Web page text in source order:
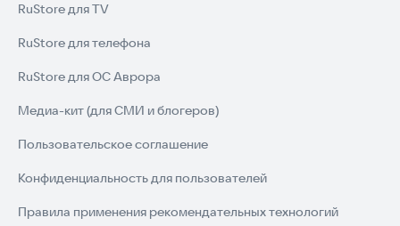
RuStore для TV
RuStore для телефона
RuStore для ОС Аврора
Медиа-кит (для СМИ и блогеров)
Пользовательское соглашение
Конфиденциальность для пользователей
Правила применения рекомендательных технологий